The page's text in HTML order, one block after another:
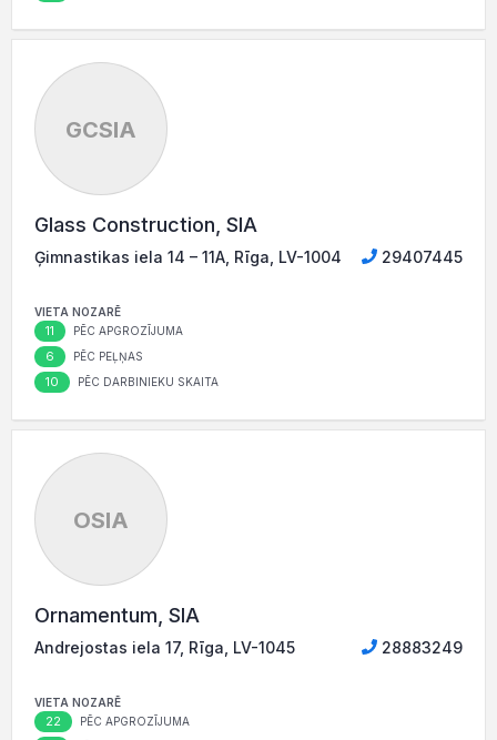
GCSIA
Glass Construction, SIA
Ģimnastikas iela 14 – 11A, Rīga, LV-1004 29407445
VIETA NOZARĒ
11 PĒC APGROZĪJUMA
6 PĒC PEĻŅAS
10 PĒC DARBINIEKU SKAITA
OSIA
Ornamentum, SIA
Andrejostas iela 17, Rīga, LV-1045 28883249
VIETA NOZARĒ
22 PĒC APGROZĪJUMA